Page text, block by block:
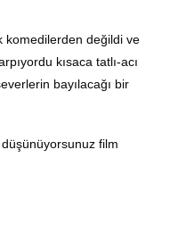
komedilerden değildi ve
kısaca tatlı-acı
bayılacağı bir
film